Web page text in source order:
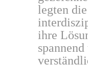
legten
ihre